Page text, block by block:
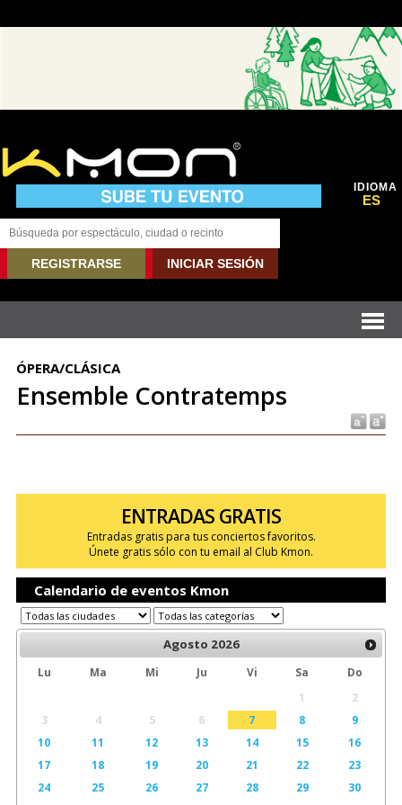
IDIOMA
ES
REGISTRARSE INICIAR SESIÓN
ÓPERA/CLÁSICA
Ensemble Contratemps
ENTRADAS GRATIS
Entradas gratis para tus conciertos favoritos.
Únete gratis sólo con tu email al Club Kmon.
Calendario de eventos Kmon
Agosto 2026
Lu Ma Mi Ju Vi Sa
Do
1
2
3
4 5 6 7 8
9
10
11 12 13 14 15
16
17
18 19 20 21 22
23
24
25 26 27 28 29
30